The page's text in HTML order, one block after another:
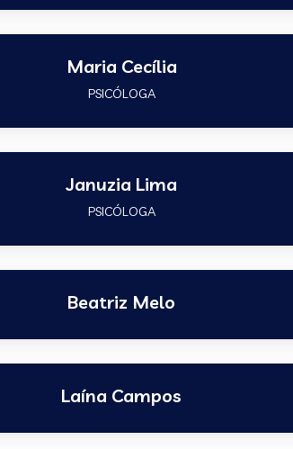
Maria Cecília
PSICÓLOGA
Januzia Lima
PSICÓLOGA
Beatriz Melo
Laína Campos